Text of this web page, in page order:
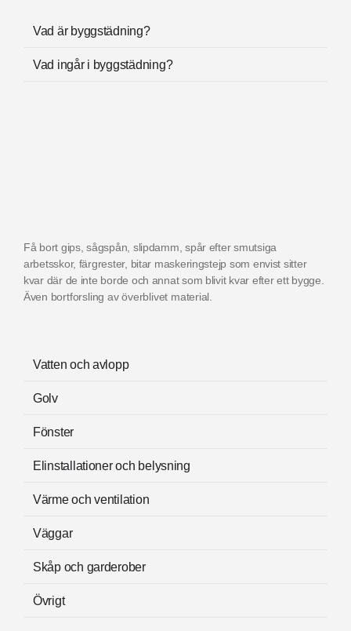
Vad är byggstädning?
Vad ingår i byggstädning?
Få bort gips, sågspån, slipdamm, spår efter smutsiga
arbetsskor, färgrester, bitar maskeringstejp som envist sitter
kvar där de inte borde och annat som blivit kvar efter ett bygge.
Även bortforsling av överblivet material.
Vatten och avlopp
Golv
Fönster
Elinstallationer och belysning
Värme och ventilation
Väggar
Skåp och garderober
Övrigt